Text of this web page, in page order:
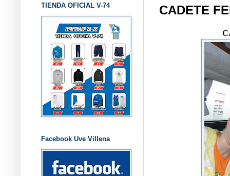
CADETE
TIENDA OFICIAL V-74
Facebook Uve Villena